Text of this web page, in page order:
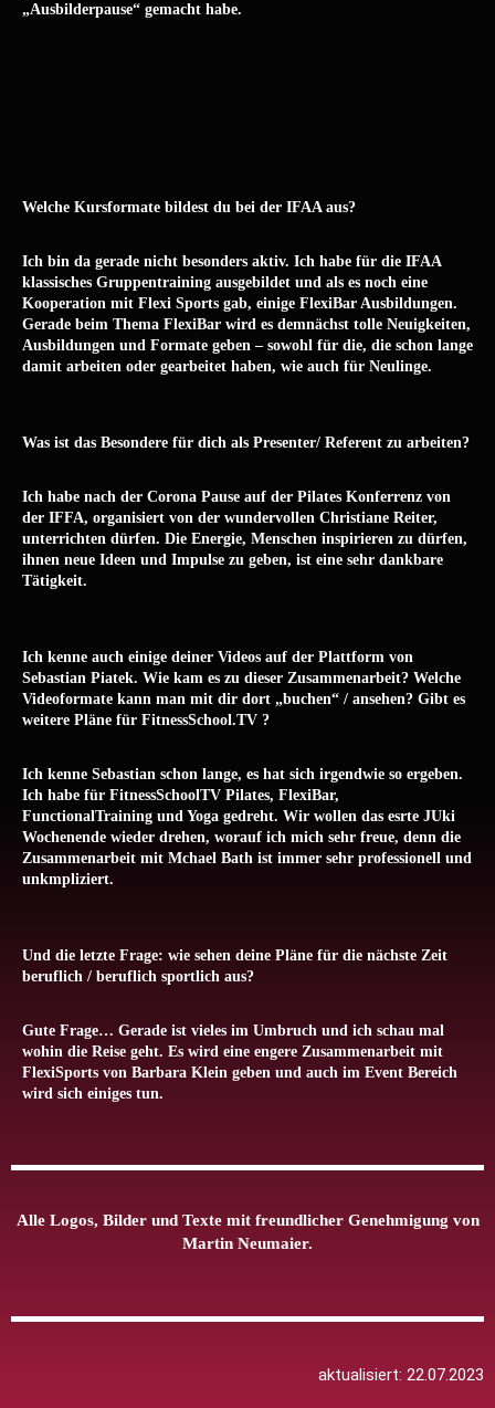
„Ausbilderpause“ gemacht habe.
Welche Kursformate bildest du bei der IFAA aus?
Ich bin da gerade nicht besonders aktiv. Ich habe für die IFAA
klassisches Gruppentraining ausgebildet und als es noch eine
Kooperation mit Flexi Sports gab, einige FlexiBar Ausbildungen.
Gerade beim Thema FlexiBar wird es demnächst tolle Neuigkeiten,
Ausbildungen und Formate geben – sowohl für die, die schon lange
damit arbeiten oder gearbeitet haben, wie auch für Neulinge.
Was ist das Besondere für dich als Presenter/ Referent zu arbeiten?
Ich habe nach der Corona Pause auf der Pilates Konferrenz von
der IFFA, organisiert von der wundervollen Christiane Reiter,
unterrichten dürfen. Die Energie, Menschen inspirieren zu dürfen,
ihnen neue Ideen und Impulse zu geben, ist eine sehr dankbare
Tätigkeit.
Ich kenne auch einige deiner Videos auf der Plattform von
Sebastian Piatek. Wie kam es zu dieser Zusammenarbeit? Welche
Videoformate kann man mit dir dort „buchen“ / ansehen? Gibt es
weitere Pläne für FitnessSchool.TV ?
Ich kenne Sebastian schon lange, es hat sich irgendwie so ergeben.
Ich habe für FitnessSchoolTV Pilates, FlexiBar,
FunctionalTraining und Yoga gedreht. Wir wollen das esrte JUki
Wochenende wieder drehen, worauf ich mich sehr freue, denn die
Zusammenarbeit mit Mchael Bath ist immer sehr professionell und
unkmpliziert.
Und die letzte Frage: wie sehen deine Pläne für die nächste Zeit
beruflich / beruflich sportlich aus?
Gute Frage… Gerade ist vieles im Umbruch und ich schau mal
wohin die Reise geht. Es wird eine engere Zusammenarbeit mit
FlexiSports von Barbara Klein geben und auch im Event Bereich
wird sich einiges tun.
Alle Logos, Bilder und Texte mit freundlicher Genehmigung von
Martin Neumaier.
aktualisiert: 22.07.2023